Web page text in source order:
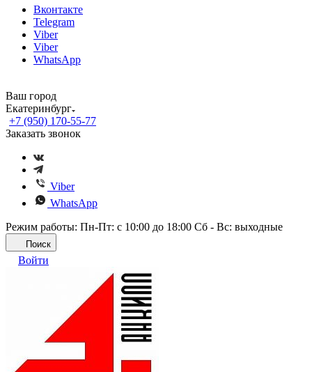
Вконтакте
Telegram
Viber
Viber
WhatsApp
Ваш город
Екатеринбург
+7 (950) 170-55-77
Заказать звонок
Viber
WhatsApp
Режим работы: Пн-Пт: с 10:00 до 18:00 Сб - Вс: выходные
Поиск
Войти